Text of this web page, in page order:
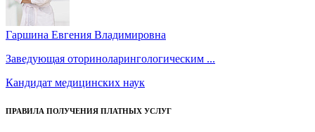
Гаршина Евгения Владимировна
Заведующая оториноларингологическим ...
Кандидат медицинских наук
ПРАВИЛА ПОЛУЧЕНИЯ ПЛАТНЫХ УСЛУГ